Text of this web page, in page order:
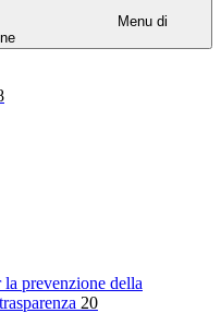
Menu di
prevenzione della
20